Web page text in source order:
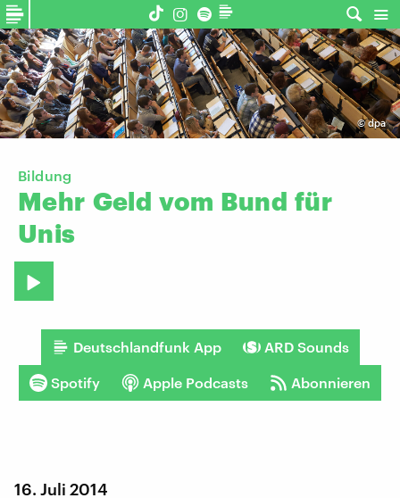
©dpa
Bildung
Mehr Geld vom Bund für
Unis
Deutschlandfunk App ARD Sounds
Spotify Apple Podcasts Abonnieren
16. Juli 2014